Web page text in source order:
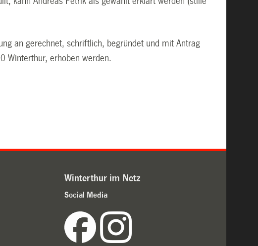
an gerechnet, schriftlich, begründet und mit Antrag
Winterthur, erhoben werden.
Winterthur im Netz
Social Media